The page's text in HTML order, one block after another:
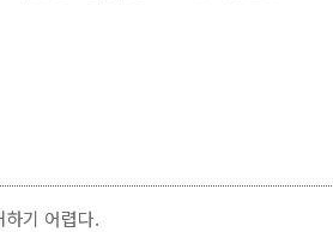
기 어렵다.